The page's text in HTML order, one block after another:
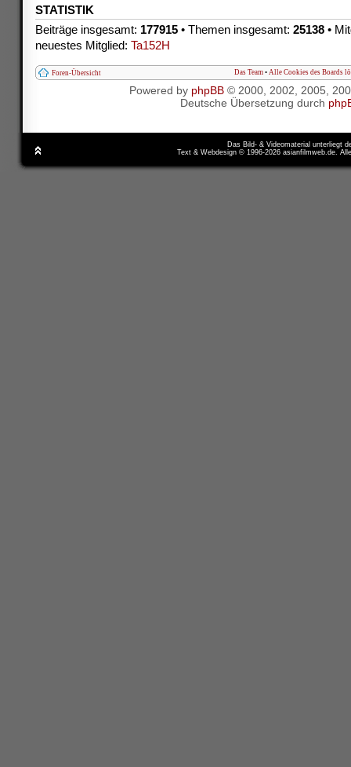
STATISTIK
Beiträge insgesamt: 177915 • Themen insgesamt: 25138 •
neuestes Mitglied: Ta152H
Foren-Übersicht Das Team • Alle Cookies des Boards
Powered by phpBB© 2000, 2002, 2005,
Deutsche Übersetzung durch
Das Bild- & Videomaterial unterliegt
Text & Webdesign © 1996-2026 asianfilmweb.de.